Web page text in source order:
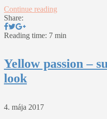
Continue reading
Share:
Reading time: 7 min
Yellow passion –
look
4. mája 2017